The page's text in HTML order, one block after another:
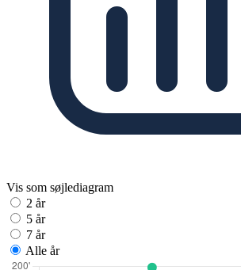
Vis som søjlediagram
2 år
5 år
7 år
Alle år